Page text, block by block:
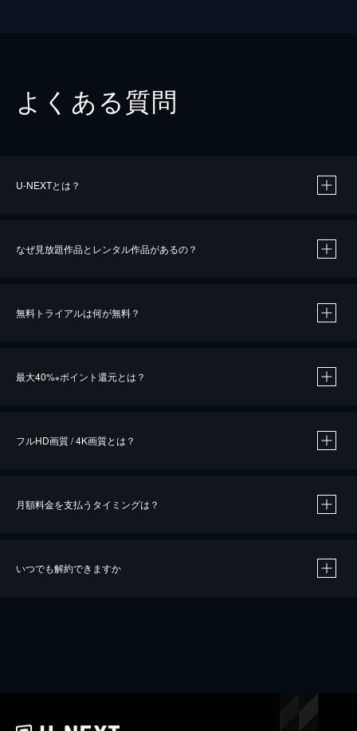
よくある質問
U-NEXTとは？
なぜ見放題作品とレンタル作品があるの？
無料トライアルは何が無料？
最大40%※ポイント還元とは？
※40％ポイント還元の対象は、クレジットカード決済による作品の購入 / レンタルです。
iOSアプリのUコイン決済による作品の購入 / レンタルは、20％のポイント還元です。
フルHD画質 / 4K画質とは？
月額料金を支払うタイミングは？
いつでも解約できますか